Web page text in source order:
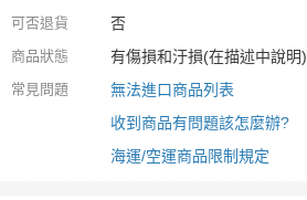
可否退貨 否
商品狀態 有傷損和汙損(在描述中說明)
常見問題
無法進口商品列表
收到商品有問題該怎麼辦?
海運/空運商品限制規定